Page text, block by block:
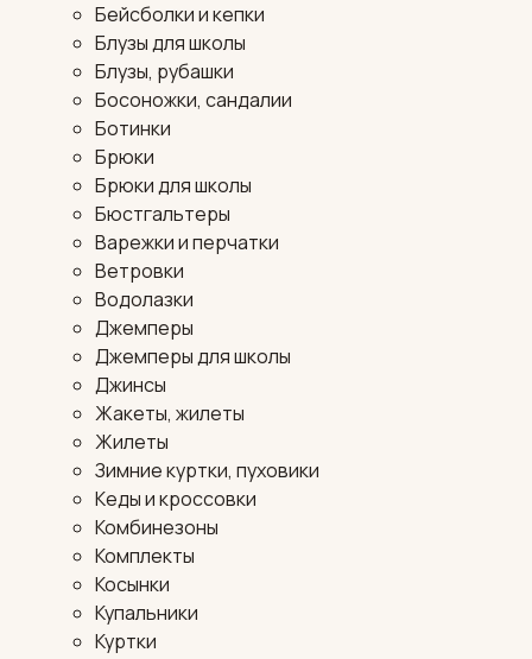
Бейсболки и кепки
Блузы для школы
Блузы, рубашки
Босоножки, сандалии
Ботинки
Брюки
Брюки для школы
Бюстгальтеры
Варежки и перчатки
Ветровки
Водолазки
Джемперы
Джемперы для школы
Джинсы
Жакеты, жилеты
Жилеты
Зимние куртки, пуховики
Кеды и кроссовки
Комбинезоны
Комплекты
Косынки
Купальники
Куртки